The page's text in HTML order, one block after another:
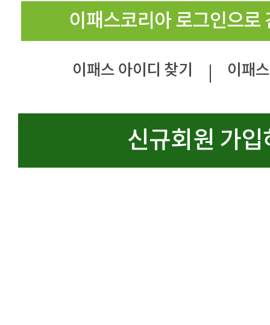
이패스코리아 로그인으로
이패스 아이디 찾기 이패
신규회원 가